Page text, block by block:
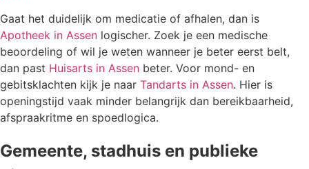
Gaat het duidelijk om medicatie of afhalen, dan is
Apotheek in Assen logischer. Zoek je een medische
beoordeling of wil je weten wanneer je beter eerst belt,
dan past Huisarts in Assen beter. Voor mond- en
gebitsklachten kijk je naar Tandarts in Assen. Hier is
openingstijd vaak minder belangrijk dan bereikbaarheid,
afspraakritme en spoedlogica.
Gemeente, stadhuis en publieke